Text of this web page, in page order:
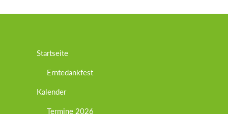
Startseite
Erntedankfest
Kalender
Termine 2026